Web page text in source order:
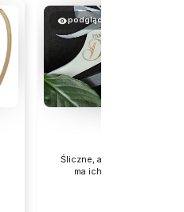
podgląd
Śliczne, aczkolwiek szkoda
ma ich w srebrnym